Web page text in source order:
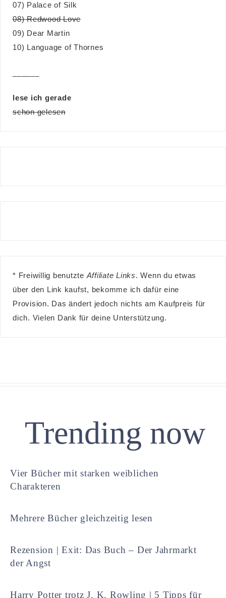
07) Palace of Silk
08) Redwood Love
09) Dear Martin
10) Language of Thornes
lese ich gerade
schon gelesen
* Freiwillig benutzte Affiliate Links. Wenn du etwas
über den Link kaufst, bekomme ich dafür eine
Provision. Das ändert jedoch nichts am Kaufpreis für
dich. Vielen Dank für deine Unterstützung.
Trending now
Vier Bücher mit starken weiblichen
Charakteren
Mehrere Bücher gleichzeitig lesen
Rezension | Exit: Das Buch – Der Jahrmarkt
der Angst
Harry Potter trotz J. K. Rowling | 5 Tipps für